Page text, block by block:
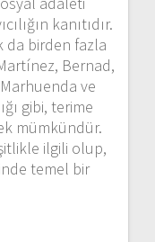
kanıtıdır.
da birden fazla
Bernad,
ve
gibi, terime
mümkündür.
ilgili olup,
temel bir